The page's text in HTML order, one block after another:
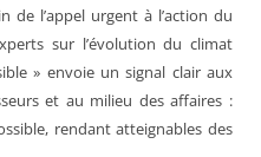
de l’appel urgent à l’action du
sur l’évolution du climat
» envoie un signal clair aux
et au milieu des affaires :
rendant atteignables des